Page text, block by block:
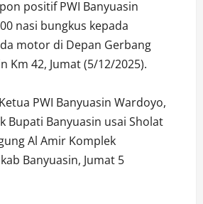
positif PWI Banyuasin
nasi bungkus kepada
motor di Depan Gerbang
Km 42, Jumat (5/12/2025).
PWI Banyuasin Wardoyo,
Bupati Banyuasin usai Sholat
Al Amir Komplek
Banyuasin, Jumat 5